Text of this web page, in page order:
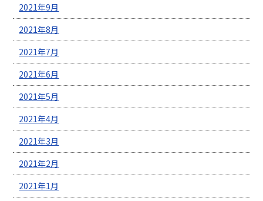
2021年9月
2021年8月
2021年7月
2021年6月
2021年5月
2021年4月
2021年3月
2021年2月
2021年1月